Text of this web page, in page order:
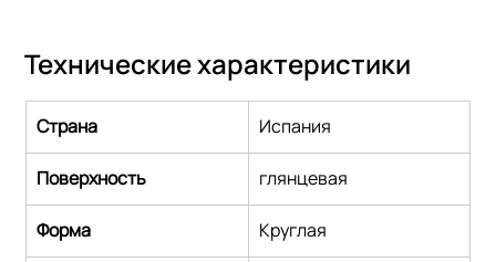
Технические характеристики
Страна Испания
Поверхность глянцевая
Форма Круглая